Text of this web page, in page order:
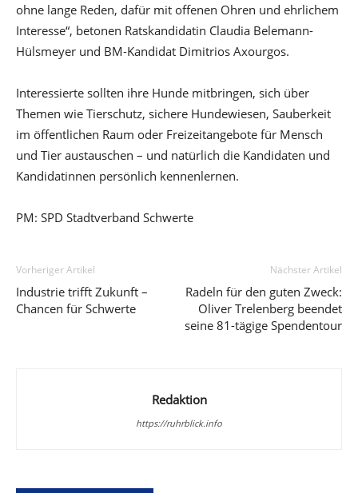
ohne lange Reden, dafür mit offenen Ohren und ehrlichem
Interesse“, betonen Ratskandidatin Claudia Belemann-
Hülsmeyer und BM-Kandidat Dimitrios Axourgos.
Interessierte sollten ihre Hunde mitbringen, sich über
Themen wie Tierschutz, sichere Hundewiesen, Sauberkeit
im öffentlichen Raum oder Freizeitangebote für Mensch
und Tier austauschen – und natürlich die Kandidaten und
Kandidatinnen persönlich kennenlernen.
PM: SPD Stadtverband Schwerte
Vorheriger Artikel
Industrie trifft Zukunft –
Chancen für Schwerte
Nächster Artikel
Radeln für den guten Zweck:
Oliver Trelenberg beendet
seine 81-tägige Spendentour
Redaktion
https://ruhrblick.info